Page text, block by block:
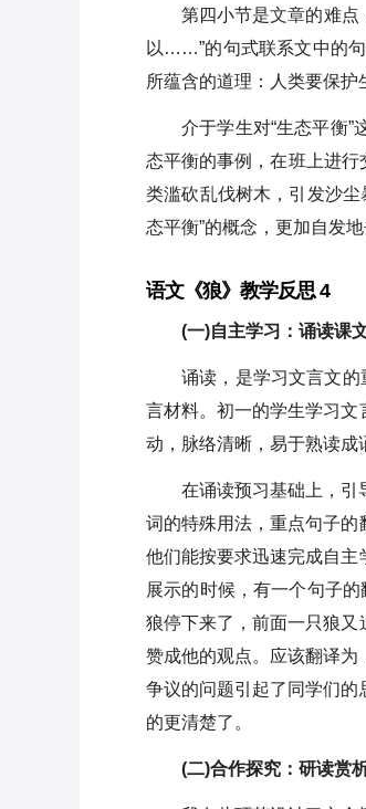
第四小节是文章的难点
以……”的句式联系文中的句
所蕴含的道理：人类要保护
介于学生对“生态平衡
态平衡的事例，在班上进行
类滥砍乱伐树木，引发沙尘
态平衡”的概念，更加自发
语文《狼》教学反思 4
(一)自主学习：诵读课
诵读，是学习文言文的
言材料。初一的学生学习
动，脉络清晰，易于熟读成
在诵读预习基础上，引
词的特殊用法，重点句子的
他们能按要求迅速完成自主
展示的时候，有一个句子
狼停下来了，前面一只狼
赞成他的观点。应该翻译
争议的问题引起了同学们
的更清楚了。
(二)合作探究：研读赏